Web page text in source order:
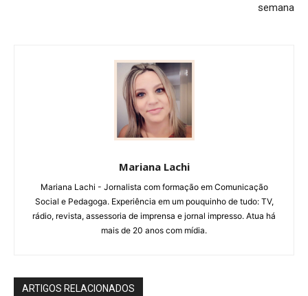
semana
Mariana Lachi
Mariana Lachi - Jornalista com formação em Comunicação
Social e Pedagoga. Experiência em um pouquinho de tudo: TV,
rádio, revista, assessoria de imprensa e jornal impresso. Atua há
mais de 20 anos com mídia.
ARTIGOS RELACIONADOS